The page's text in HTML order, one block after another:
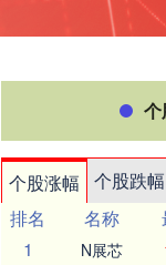
个
个股涨幅 个股跌幅
排名
名称
1
N展芯